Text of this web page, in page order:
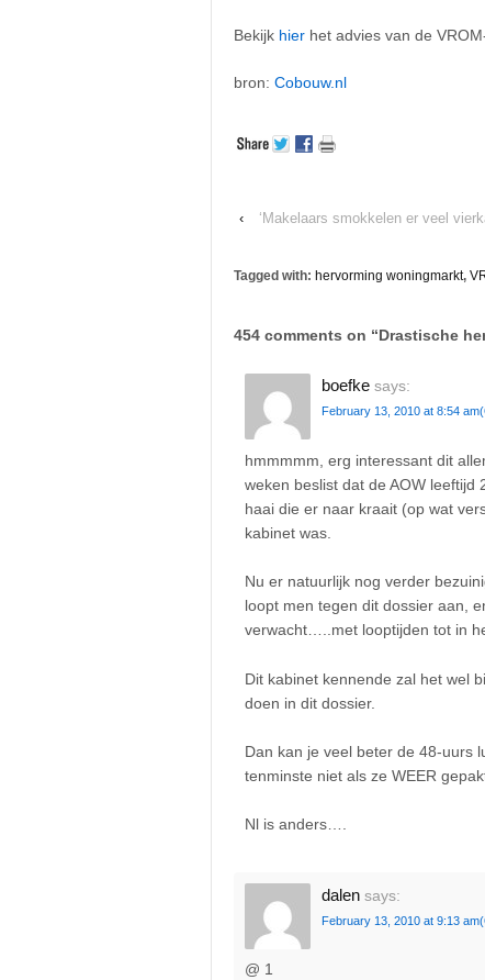
Bekijk hier het advies van de
bron: Cobouw.nl
‹
‘Makelaars smokkelen er veel
Tagged with: hervorming woningmarkt,
454 comments on “Drastische
boefke says:
February 13, 2010 at 8:54 am
hmmmmm, erg interessant dit
weken beslist dat de AOW
haai die er naar kraait (op wat
kabinet was.
Nu er natuurlijk nog verder
loopt men tegen dit dossier aan,
verwacht…..met looptijden tot in
Dit kabinet kennende zal het wel
doen in dit dossier.
Dan kan je veel beter de 48-uurs
tenminste niet als ze WEER
Nl is anders….
dalen says:
February 13, 2010 at 9:13 am
@ 1